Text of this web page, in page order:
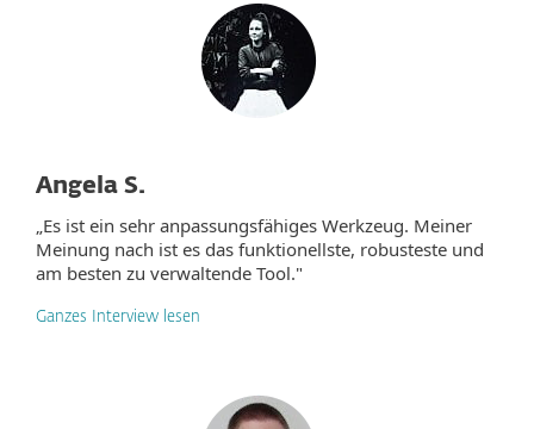
Angela S.
„Es ist ein sehr anpassungsfähiges Werkzeug. Meiner
Meinung nach ist es das funktionellste, robusteste und
am besten zu verwaltende Tool."
Ganzes Interview lesen